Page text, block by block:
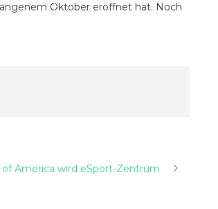
Oktober eröffnet hat. Noch
of America wird eSport-Zentrum